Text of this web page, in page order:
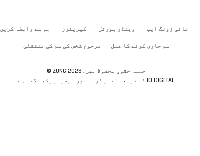
مائی زونگ ایپ وینڈر پورٹل کیریئرز ہم سے رابطہ کریں
سم جاری کرنے کا عمل مرحوم شخص کی سم کی منتقلی
© ZONG 2026جملہ حقوق محفوظ ہیں۔
IO DIGITAL